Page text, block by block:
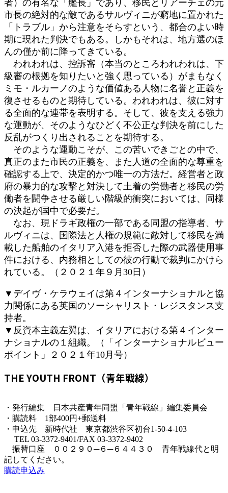
者）の有名な「艦長」であり、移民とリアーチェの元
市長の絶対的な敵であるサルヴィニが窮地に置かれた
「トラブル」から注意をそらすという、都合のよい時
期に現れた判決でもある。しかもそれは、地方選のほ
んの僅か前に降ってきている。
われわれは、控訴審（本当のところわれわれは、下
級審の根拠を知りたいと強く思っている）がまもなく
ミモ・ルカーノのような価値ある人物に名誉と正義を
復させるものと期待している。われわれは、彼に対す
る全面的な連帯を表明する。そして、彼を支える強力
な運動が、そのようなひどく不公正な判決を前にした
反乱がつくり出されることを期待する。
そのような運動こそが、この苦いできごとの中で、
真正のまた市民の正義を、また人道の全面的な尊重を
確認する上で、決定的かつ唯一の方法だ。経営者と政
府の暴力的な攻撃と対決して土着の労働者と移民の労
働者を闘争させる厳しい階級的衝突においては、同様
の決起が国中で必要だ。
なお、現ドラギ政権の一部である同盟の指導者、サ
ルヴィニは、国際法と人権の規範に敵対して移民を満
載した船舶のイタリア入港を拒否した際の武器使用事
件における、内務相としての彼の行動で裁判にかけら
れている。（２０２１年９月30日）
▼デイヴ・ケラウェイは第４インターナショナルと協
力関係にある英国のソーシャリスト・レジスタンス支
持者。
▼反資本主義左翼は、イタリアにおける第４インター
ナショナルの１組織。（「インターナショナルビュー
ポイント」２０２１年10月号）
THE YOUTH FRONT（青年戦線）
・発行編集 日本共産青年同盟「青年戦線」編集委員会
・購読料 1部400円+郵送料
・申込先 新時代社 東京都渋谷区初台1-50-4-103
TEL 03-3372-9401/FAX 03-3372-9402
振替口座 ００２９０─６─６４４３０ 青年戦線代と明
記してください。
購読申込み